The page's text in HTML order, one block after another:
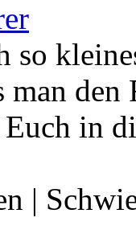
so
man
in
|